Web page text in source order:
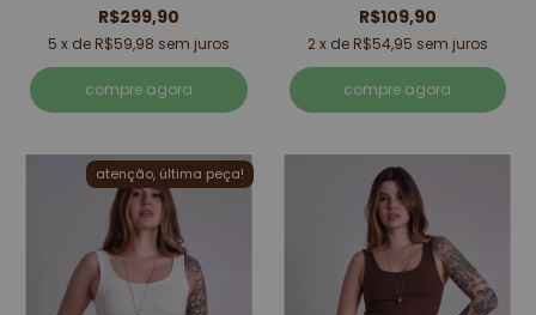
R$299,90
5 x de R$59,98 sem juros
compre agora
R$109,90
2x de R$54,95 sem juros
compre agora
atenção, última peça!